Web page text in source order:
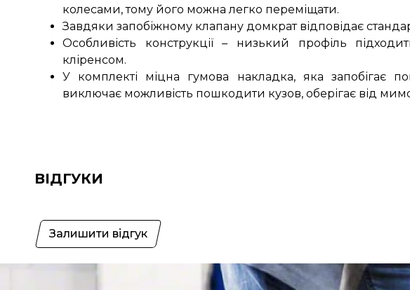
колесами, тому його можна легко переміщати.
Завдяки запобіжному клапану домкрат відповідає
Особливість конструкції – низький профіль
кліренсом.
У комплекті міцна гумова накладка, яка запобігає
виключає можливість пошкодити кузов, оберігає від
ВІДГУКИ
Залишити відгук